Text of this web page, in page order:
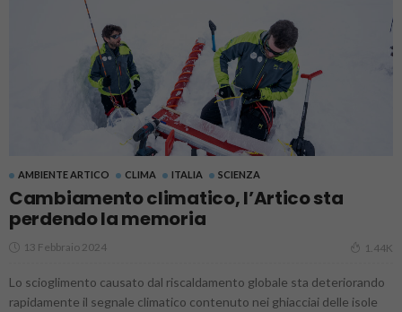
AMBIENTE ARTICO CLIMA ITALIA SCIENZA
Cambiamento climatico, l’Artico sta
perdendo la memoria
13 Febbraio 2024 1.44K
Lo scioglimento causato dal riscaldamento globale sta deteriorando
rapidamente il segnale climatico contenuto nei ghiacciai delle isole